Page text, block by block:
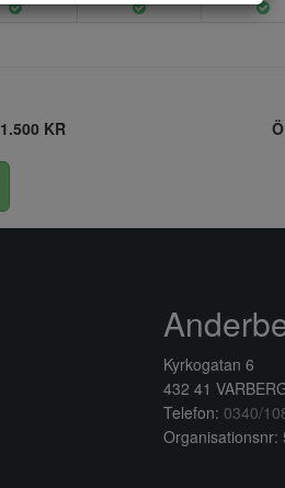
KR
Kyrkogatan 6
432 41
Telefon: 0340/
Organisationsnr: